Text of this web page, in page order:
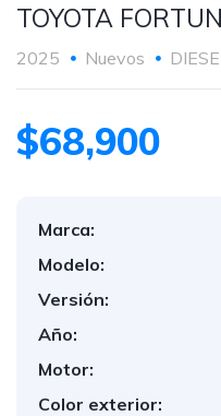
TOYOTA
2025 Nuevos
$68,900
Marca:
Modelo:
Versión:
Año:
Motor:
Color exterior: